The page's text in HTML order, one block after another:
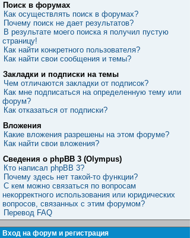
Поиск в форумах
Как осуществлять поиск в форумах?
Почему поиск не дает результатов?
В результате моего поиска я получил пустую
страницу!
Как найти конкретного пользователя?
Как найти свои сообщения и темы?
Закладки и подписки на темы
Чем отличаются закладки от подписок?
Как мне подписаться на определенную тему или
форум?
Как отказаться от подписки?
Вложения
Какие вложения разрешены на этом форуме?
Как найти свои вложения?
Сведения о phpBB 3 (Olympus)
Кто написал phpBB 3?
Почему здесь нет такой-то функции?
С кем можно связаться по вопросам
некорректного использования или юридических
вопросов, связанных с этим форумом?
Перевод FAQ
Вход на форум и регистрация